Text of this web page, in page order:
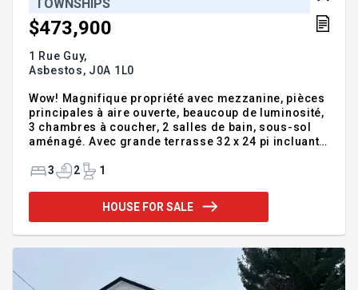
TOWNSHIPS
$473,900
1 Rue Guy,
Asbestos, J0A 1L0
Wow! Magnifique propriété avec mezzanine, pièces
principales à aire ouverte, beaucoup de luminosité,
3 chambres à coucher, 2 salles de bain, sous-sol
aménagé. Avec grande terrasse 32 x 24 pi incluant
20 pi ainsi que 2 autres garages attachés à la
grand terrain de plus de 23 000 pc avec splendide
vue par sa hauteur sur les Trois-Lacs avec service
40 gallons 2023. Panneau électrique 200 a
3 2 1
HOUSE FOR SALE